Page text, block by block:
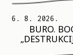
6. 8. 2026.
BURO.